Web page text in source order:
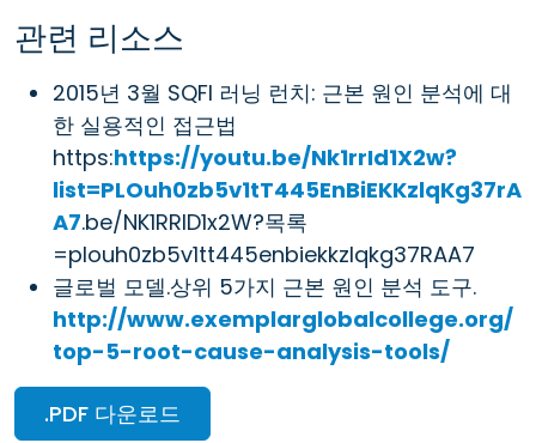
관련 리소스
2015년 3월 SQFI 러닝 런치: 근본 원인 분석에 대
한 실용적인 접근법
https:https://youtu.be/Nk1rrId1X2w?
list=PLOuh0zb5v1tT445EnBiEKKzlqKg37rA
A7.be/NK1RRID1x2W?목록
=plouh0zb5v1tt445enbiekkzlqkg37RAA7
글로벌 모델.상위 5가지 근본 원인 분석 도구.
http://www.exemplarglobalcollege.org/
top-5-root-cause-analysis-tools/
.PDF 다운로드